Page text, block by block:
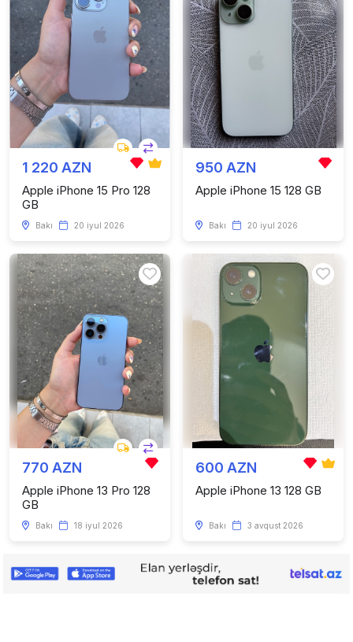
1 220 AZN
Apple iPhone 15 Pro 128
GB
Bakı 20 iyul 2026
950 AZN
Apple iPhone 15 128 GB
Bakı 20 iyul 2026
770 AZN
Apple iPhone 13 Pro 128
GB
Bakı 18 iyul 2026
600 AZN
Apple iPhone 13 128 GB
Bakı 3 avqust 2026